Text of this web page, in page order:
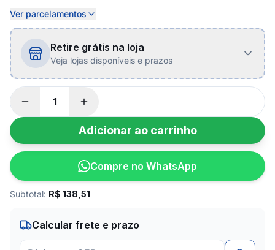
Ver parcelamentos
Retire grátis na loja
Veja lojas disponíveis e prazos
Adicionar ao carrinho
Compre no WhatsApp
Subtotal: R$ 138,51
Calcular frete e prazo